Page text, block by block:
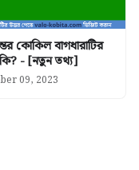
কোকিল বাগধারাটির
- [নতুন তথ্য]
09, 2023